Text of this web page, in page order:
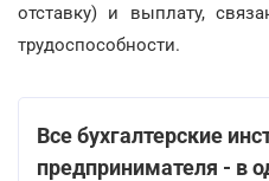
отставку) и выплату,
трудоспособности.
Все бухгалтерские
предпринимателя - в